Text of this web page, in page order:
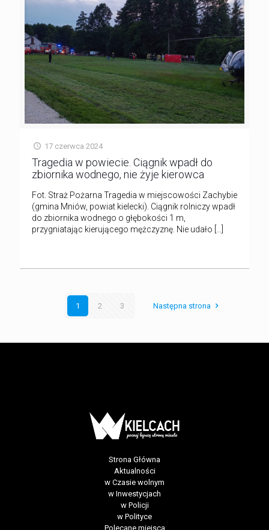
17 czerwca 2024
Tragedia w powiecie. Ciągnik wpadł do
zbiornika wodnego, nie żyje kierowca
Fot. Straż Pożarna Tragedia w miejscowości Zachybie
(gmina Mniów, powiat kielecki). Ciągnik rolniczy wpadł
do zbiornika wodnego o głębokości 1 m,
przygniatając kierującego mężczyznę. Nie udało
1 2 3 Następna strona
Strona Główna
Aktualności
w Czasie wolnym
w Inwestycjach
w Policji
w Polityce
Polecane miejsca